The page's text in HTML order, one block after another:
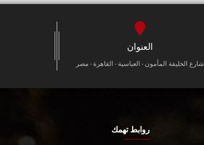
العنوان
شارع الخليفة المأمون - العباسية - القاهرة - مصر
روابط تهمك